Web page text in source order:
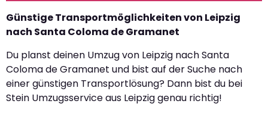
Günstige Transportmöglichkeiten von Leipzig
nach Santa Coloma de Gramanet
Du planst deinen Umzug von Leipzig nach Santa
Coloma de Gramanet und bist auf der Suche nach
einer günstigen Transportlösung? Dann bist du bei
Stein Umzugsservice aus Leipzig genau richtig!